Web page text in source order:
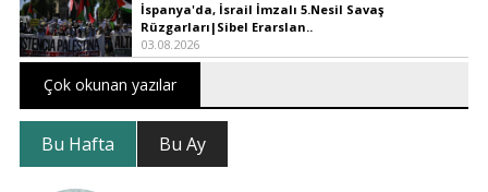
İspanya'da, İsrail İmzalı 5.Nesil Savaş
Rüzgarları|Sibel Erarslan..
03.08.2026
Çok okunan yazılar
Bu Hafta Bu Ay